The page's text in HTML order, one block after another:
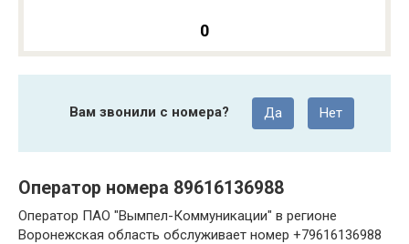
0
Вам звонили с номера? Да Нет
Оператор номера 89616136988
Оператор ПАО "Вымпел-Коммуникации" в регионе
Воронежская область обслуживает номер +79616136988